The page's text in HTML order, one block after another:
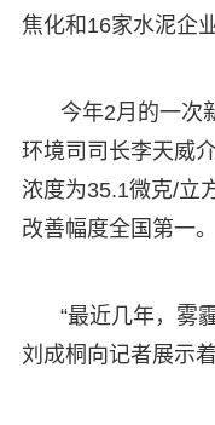
焦化和16家水泥企
今年2月的一次
环境司司长李天威
浓度为35.1微克/立
改善幅度全国第一。
“最近几年，雾
刘成桐向记者展示